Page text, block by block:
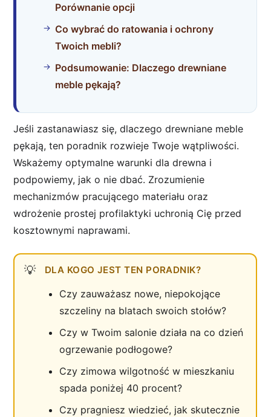
Porównanie opcji
Co wybrać do ratowania i ochrony
Twoich mebli?
Podsumowanie: Dlaczego drewniane
meble pękają?
Jeśli zastanawiasz się, dlaczego drewniane meble
pękają, ten poradnik rozwieje Twoje wątpliwości.
Wskażemy optymalne warunki dla drewna i
podpowiemy, jak o nie dbać. Zrozumienie
mechanizmów pracującego materiału oraz
wdrożenie prostej profilaktyki uchronią Cię przed
kosztownymi naprawami.
DLA KOGO JEST TEN PORADNIK?
Czy zauważasz nowe, niepokojące
szczeliny na blatach swoich stołów?
Czy w Twoim salonie działa na co dzień
ogrzewanie podłogowe?
Czy zimowa wilgotność w mieszkaniu
spada poniżej 40 procent?
Czy pragniesz wiedzieć, jak skutecznie